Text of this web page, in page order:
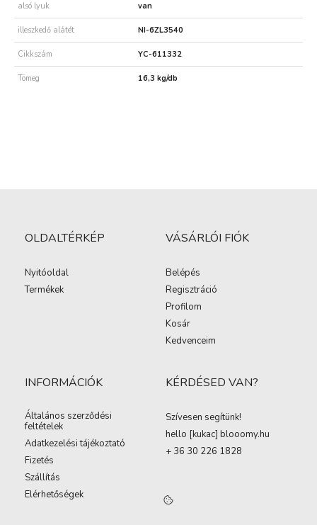
alsó lyuk van
illeszkedő alátét NI-6ZL3540
Cikkszám YC-611332
Tömeg 16,3 kg/db
OLDALTÉRKÉP
Nyitóoldal
Termékek
VÁSÁRLÓI FIÓK
Belépés
Regisztráció
Profilom
Kosár
Kedvenceim
INFORMÁCIÓK
Általános szerződési
feltételek
Adatkezelési tájékoztató
Fizetés
Szállítás
Elérhetőségek
KÉRDÉSED VAN?
Szívesen segítünk!
hello [kukac] blooomy.hu
+ 36 30 226 1828